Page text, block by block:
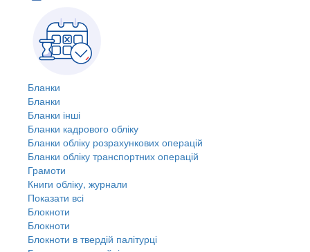
Бланки
Бланки
Бланки інші
Бланки кадрового обліку
Бланки обліку розрахункових операцій
Бланки обліку транспортних операцій
Грамоти
Книги обліку, журнали
Показати всі
Блокноти
Блокноти
Блокноти в твердій палітурці